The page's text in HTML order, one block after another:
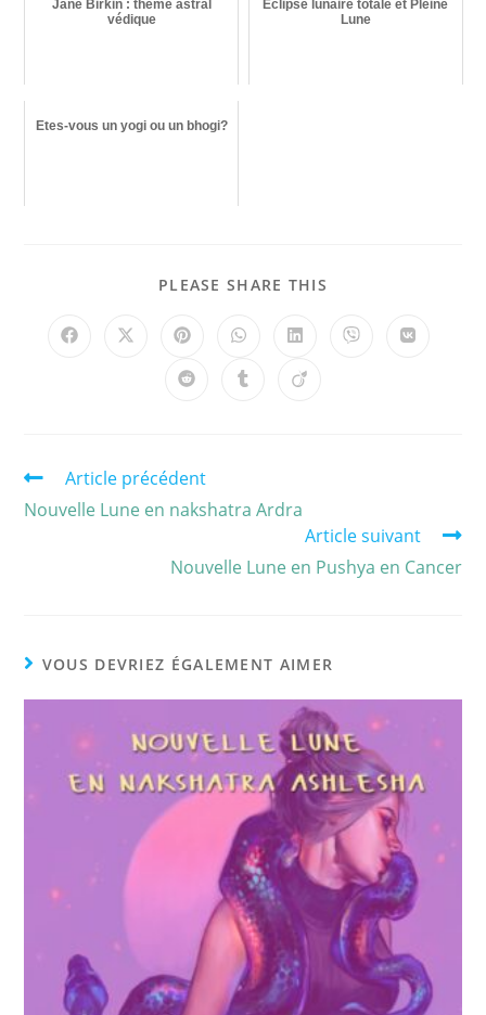
Jane Birkin : thème astral
védique
Eclipse lunaire totale et Pleine
Lune
Etes-vous un yogi ou un bhogi?
PLEASE SHARE THIS
Article précédent
Nouvelle Lune en nakshatra Ardra
Article suivant
Nouvelle Lune en Pushya en Cancer
VOUS DEVRIEZ ÉGALEMENT AIMER